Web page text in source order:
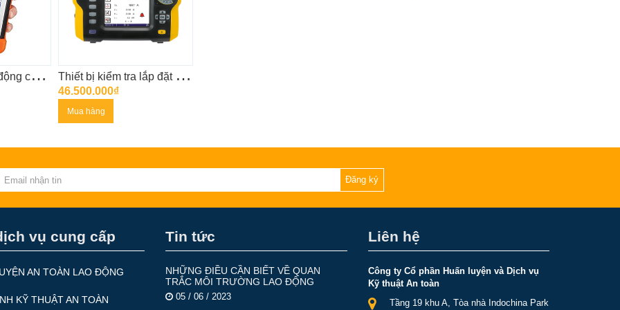
T
hiết bị kiểm tra động cơ All Test Pro AT31 T
hiết bị kiểm tra lắp đặt điện đa năng Chauvin Arnoux C.A 6116N
46.500.000₫
Mua hàng
Đăng ký
vụ cung cấp
AN TOÀN LAO ĐỘNG
KỸ THUẬT AN TOÀN
Tin tức
NHỮNG ĐIỀU CẦN BIẾT VỀ QUAN
TRẮC MÔI TRƯỜNG LAO ĐỘNG
05 / 06 / 2023
Liên hệ
Công ty Cổ phần Huấn luyện và Dịch vụ
Kỹ thuật An toàn
Tầng 19 khu A, Tòa nhà Indochina Park